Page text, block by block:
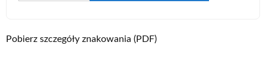
Pobierz szczegóły znakowania (PDF)